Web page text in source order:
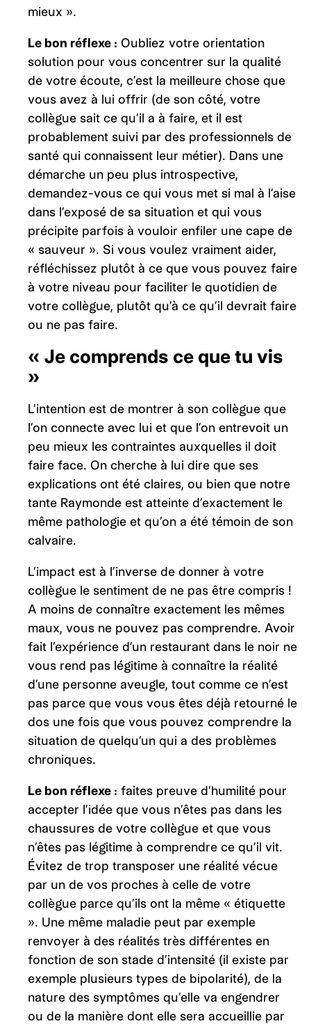
mieux ».
Le bon réflexe : Oubliez votre orientation
solution pour vous concentrer sur la qualité
de votre écoute, c’est la meilleure chose que
vous avez à lui offrir (de son côté, votre
collègue sait ce qu’il a à faire, et il est
probablement suivi par des professionnels de
santé qui connaissent leur métier). Dans une
démarche un peu plus introspective,
demandez-vous ce qui vous met si mal à l’aise
dans l’exposé de sa situation et qui vous
précipite parfois à vouloir enfiler une cape de
« sauveur ». Si vous voulez vraiment aider,
réfléchissez plutôt à ce que vous pouvez faire
à votre niveau pour faciliter le quotidien de
votre collègue, plutôt qu’à ce qu’il devrait faire
ou ne pas faire.
« Je comprends ce que tu vis
»
L’intention est de montrer à son collègue que
l’on connecte avec lui et que l’on entrevoit un
peu mieux les contraintes auxquelles il doit
faire face. On cherche à lui dire que ses
explications ont été claires, ou bien que notre
tante Raymonde est atteinte d’exactement le
même pathologie et qu’on a été témoin de son
calvaire.
L’impact est à l’inverse de donner à votre
collègue le sentiment de ne pas être compris !
A moins de connaître exactement les mêmes
maux, vous ne pouvez pas comprendre. Avoir
fait l’expérience d’un restaurant dans le noir ne
vous rend pas légitime à connaître la réalité
d’une personne aveugle, tout comme ce n’est
pas parce que vous vous êtes déjà retourné le
dos une fois que vous pouvez comprendre la
situation de quelqu’un qui a des problèmes
chroniques.
Le bon réflexe : faites preuve d’humilité pour
accepter l’idée que vous n’êtes pas dans les
chaussures de votre collègue et que vous
n’êtes pas légitime à comprendre ce qu’il vit.
Évitez de trop transposer une réalité vécue
par un de vos proches à celle de votre
collègue parce qu’ils ont la même « étiquette
». Une même maladie peut par exemple
renvoyer à des réalités très différentes en
fonction de son stade d’intensité (il existe par
exemple plusieurs types de bipolarité), de la
nature des symptômes qu’elle va engendrer
ou de la manière dont elle sera accueillie par